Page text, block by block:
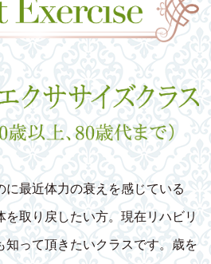
に最近体力の衰えを感じている
を取り戻したい方。現在リハビリ
知って頂きたいクラスです。歳を